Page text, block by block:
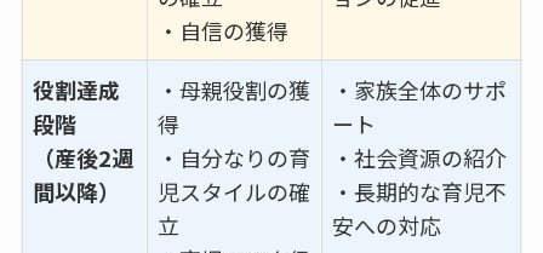
・自信の獲得
役割達成
段階
（産後2週
間以降）
・母親役割の獲
得
・自分なりの育
児スタイルの確
立
・家族全体のサポ
ート
・社会資源の紹介
・長期的な育児不
安への対応